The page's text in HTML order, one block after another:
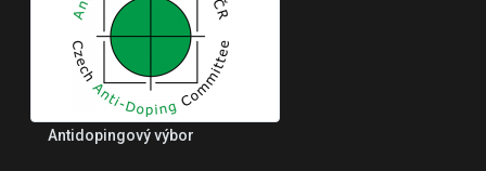
Antidopingový výbor